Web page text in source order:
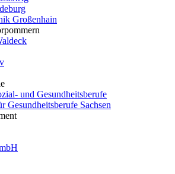
Großenhain
und Gesundheitsberufe
Gesundheitsberufe Sachsen